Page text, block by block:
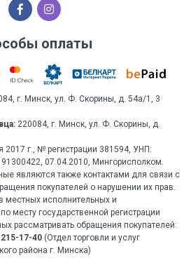
оплаты
г. Минск, ул. Ф. Скорины, д. 54а/1, 3
220084, г. Минск, ул. Ф. Скорины, д.
2017 г., № регистрации 381594, УНП:
07.04.2010, Мингорисполком.
являются также контактами для связи с
покупателей о нарушении их прав.
местных исполнительных и
месту государственной регистрации
рассматривать обращения покупателей:
17-40 (Отдел торговли и услуг
района г. Минска)